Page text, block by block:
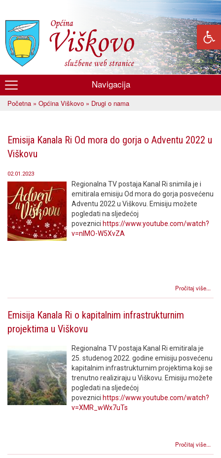
glavni
sadržaj
Općina
Viškovo
Navigacija
Početna » Općina Viškovo » Drugi o nama
Emisija Kanala Ri Od mora do gorja o Adventu 2022 u
Viškovu
02.01.2023
Regionalna TV postaja Kanal Ri snimila je i
emitirala emisiju Od mora do gorja posvećenu
Adventu 2022 u Viškovu. Emisiju možete
pogledati na sljedećoj
poveznici https://www.youtube.com/watch?
v=nlMO-W5XvZA
Pročitaj više...
Emisija Kanala Ri o kapitalnim infrastrukturnim
projektima u Viškovu
Regionalna TV postaja Kanal Ri emitirala je
25. studenog 2022. godine emisiju posvećenu
kapitalnim infrastrukturnim projektima koji se
trenutno realiziraju u Viškovu. Emisiju možete
pogledati na sljedećoj
poveznici https://www.youtube.com/watch?
v=XMR_wWx7uTs
Pročitaj više...